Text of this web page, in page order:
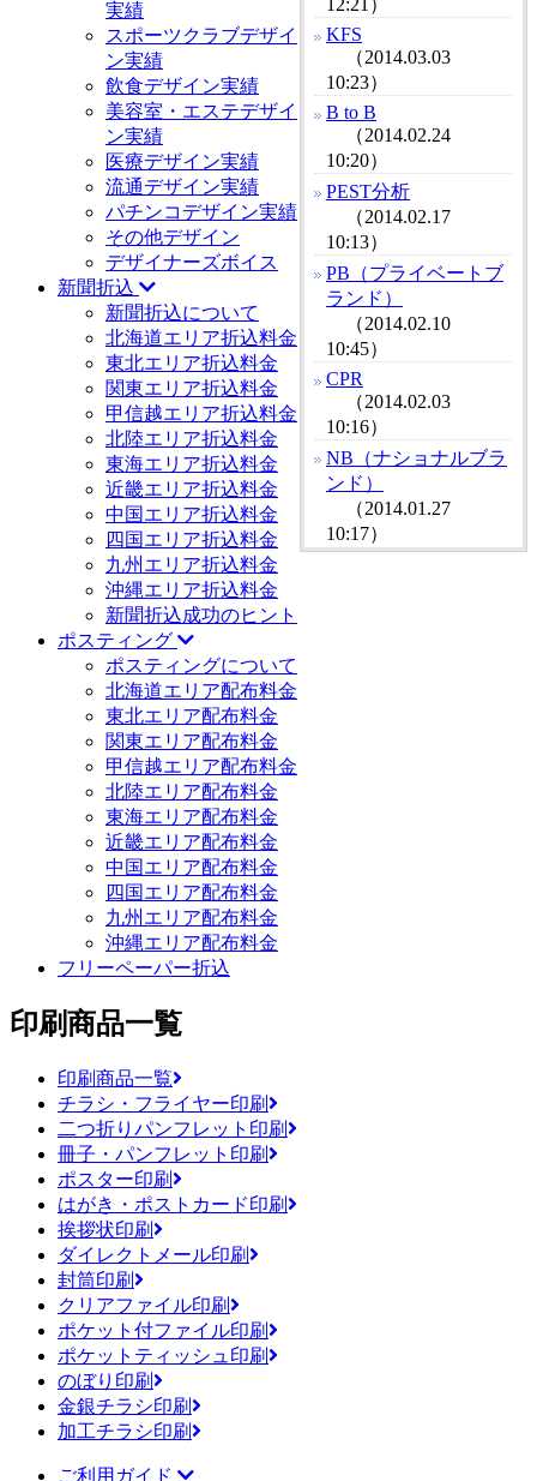
KFS
（2014.03.03
10:23）
B to B
（2014.02.24
10:20）
PEST分析
（2014.02.17
10:13）
PB（プライベートブ
ランド）
（2014.02.10
10:45）
CPR
（2014.02.03
10:16）
NB（ナショナルブラ
ンド）
（2014.01.27
10:17）
実績
スポーツクラブデザイ
ン実績
飲食デザイン実績
美容室・エステデザイ
ン実績
医療デザイン実績
流通デザイン実績
パチンコデザイン実績
その他デザイン
デザイナーズボイス
新聞折込
新聞折込について
北海道エリア折込料金
東北エリア折込料金
関東エリア折込料金
甲信越エリア折込料金
北陸エリア折込料金
東海エリア折込料金
近畿エリア折込料金
中国エリア折込料金
四国エリア折込料金
九州エリア折込料金
沖縄エリア折込料金
新聞折込成功のヒント
ポスティング
ポスティングについて
北海道エリア配布料金
東北エリア配布料金
関東エリア配布料金
甲信越エリア配布料金
北陸エリア配布料金
東海エリア配布料金
近畿エリア配布料金
中国エリア配布料金
四国エリア配布料金
九州エリア配布料金
沖縄エリア配布料金
フリーペーパー折込
印刷商品一覧
印刷商品一覧
チラシ・フライヤー印刷
二つ折りパンフレット印刷
冊子・パンフレット印刷
ポスター印刷
はがき・ポストカード印刷
挨拶状印刷
ダイレクトメール印刷
封筒印刷
クリアファイル印刷
ポケット付ファイル印刷
ポケットティッシュ印刷
のぼり印刷
金銀チラシ印刷
加工チラシ印刷
ご利用ガイド